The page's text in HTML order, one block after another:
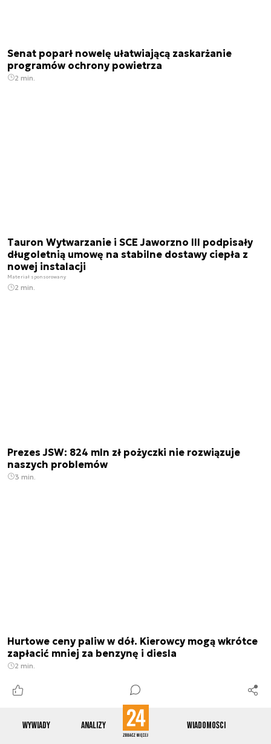
Wywiady Analizy Wiadomości
Senat poparł nowelę ułatwiającą zaskarżanie
programów ochrony powietrza
2 min.
Tauron Wytwarzanie i SCE Jaworzno III podpisały
długoletnią umowę na stabilne dostawy ciepła z
nowej instalacji
Materiał sponsorowany
2 min.
Prezes JSW: 824 mln zł pożyczki nie rozwiązuje
naszych problemów
3 min.
Hurtowe ceny paliw w dół. Kierowcy mogą wkrótce
zapłacić mniej za benzynę i diesla
2 min.